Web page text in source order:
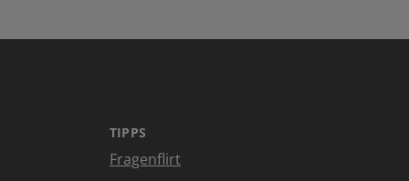
TIPPS
Fragenflirt